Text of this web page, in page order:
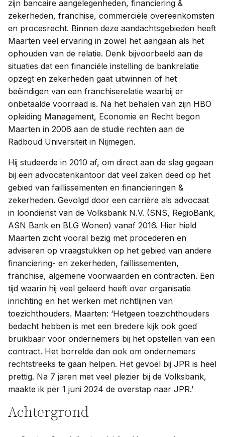
zijn bancaire aangelegenheden, financiering &
zekerheden, franchise, commerciële overeenkomsten
en procesrecht. Binnen deze aandachtsgebieden heeft
Maarten veel ervaring in zowel het aangaan als het
ophouden van de relatie. Denk bijvoorbeeld aan de
situaties dat een financiële instelling de bankrelatie
opzegt en zekerheden gaat uitwinnen of het
beëindigen van een franchiserelatie waarbij er
onbetaalde voorraad is. Na het behalen van zijn HBO
opleiding Management, Economie en Recht begon
Maarten in 2006 aan de studie rechten aan de
Radboud Universiteit in Nijmegen.
Hij studeerde in 2010 af, om direct aan de slag gegaan
bij een advocatenkantoor dat veel zaken deed op het
gebied van faillissementen en financieringen &
zekerheden. Gevolgd door een carrière als advocaat
in loondienst van de Volksbank N.V. (SNS, RegioBank,
ASN Bank en BLG Wonen) vanaf 2016. Hier hield
Maarten zicht vooral bezig met procederen en
adviseren op vraagstukken op het gebied van andere
financiering- en zekerheden, faillissementen,
franchise, algemene voorwaarden en contracten. Een
tijd waarin hij veel geleerd heeft over organisatie
inrichting en het werken met richtlijnen van
toezichthouders. Maarten: ‘Hetgeen toezichthouders
bedacht hebben is met een bredere kijk ook goed
bruikbaar voor ondernemers bij het opstellen van een
contract. Het borrelde dan ook om ondernemers
rechtstreeks te gaan helpen. Het gevoel bij JPR is heel
prettig. Na 7 jaren met veel plezier bij de Volksbank,
maakte ik per 1 juni 2024 de overstap naar JPR.’
Achtergrond